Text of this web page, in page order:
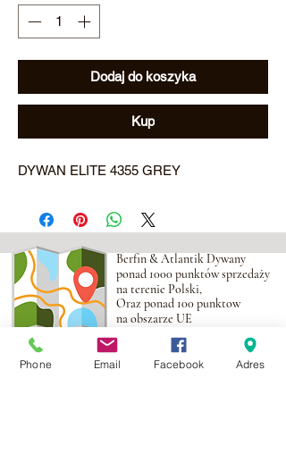
Dodaj do koszyka
Kup
DYWAN ELITE 4355 GREY
Berfin & Atlantik Dywany
ponad 1000 punktów sprzedaży
na terenie Polski,
Oraz ponad 100 punktow
na obszarze UE
Adres:
Al. Krakowska 2,
Phone Email Facebook Adres